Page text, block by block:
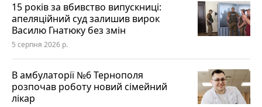
15 років за вбивство випускниці:
апеляційний суд залишив вирок
Василю Гнатюку без змін
5 серпня 2026 р.
В амбулаторії №6 Тернополя
розпочав роботу новий сімейний
лікар